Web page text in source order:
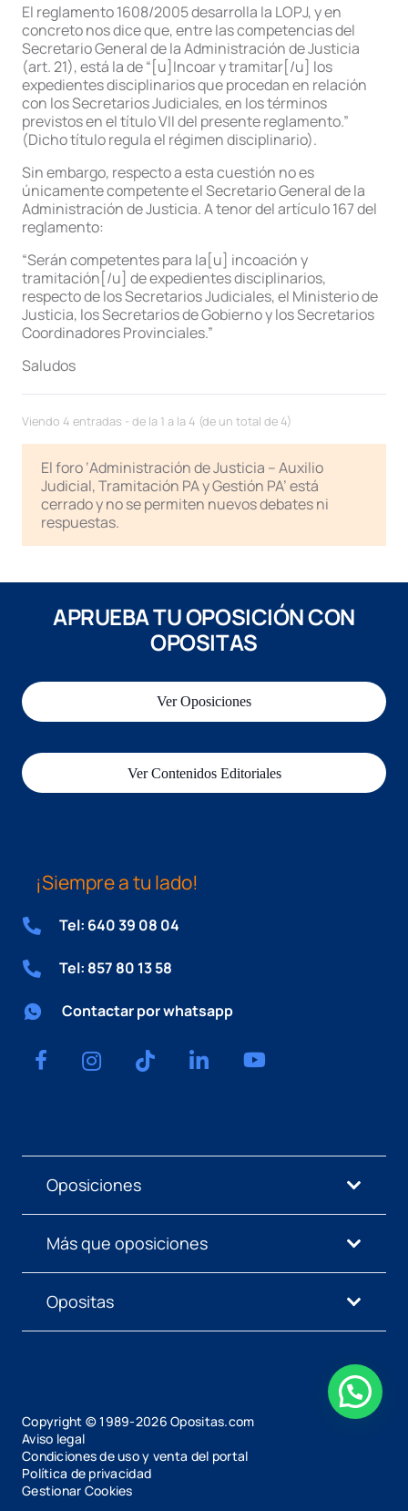
El reglamento 1608/2005 desarrolla la LOPJ, y en
concreto nos dice que, entre las competencias del
Secretario General de la Administración de Justicia
(art. 21), está la de “[u]Incoar y tramitar[/u] los
expedientes disciplinarios que procedan en relación
con los Secretarios Judiciales, en los términos
previstos en el título VII del presente reglamento.”
(Dicho título regula el régimen disciplinario).
Sin embargo, respecto a esta cuestión no es
únicamente competente el Secretario General de la
Administración de Justicia. A tenor del artículo 167 del
reglamento:
“Serán competentes para la[u] incoación y
tramitación[/u] de expedientes disciplinarios,
respecto de los Secretarios Judiciales, el Ministerio de
Justicia, los Secretarios de Gobierno y los Secretarios
Coordinadores Provinciales.”
Saludos
Viendo 4 entradas - de la 1 a la 4 (de un total de 4)
El foro ‘Administración de Justicia – Auxilio
Judicial, Tramitación PA y Gestión PA’ está
cerrado y no se permiten nuevos debates ni
respuestas.
APRUEBA TU OPOSICIÓN CON
OPOSITAS
Ver Oposiciones
Ver Contenidos Editoriales
¡Siempre a tu lado!
Tel: 640 39 08 04
Tel: 857 80 13 58
Contactar por whatsapp
Oposiciones
Más que oposiciones
Opositas
Copyright © 1989-2026 Opositas.com
Aviso legal
Condiciones de uso y venta del portal
Política de privacidad
Gestionar Cookies